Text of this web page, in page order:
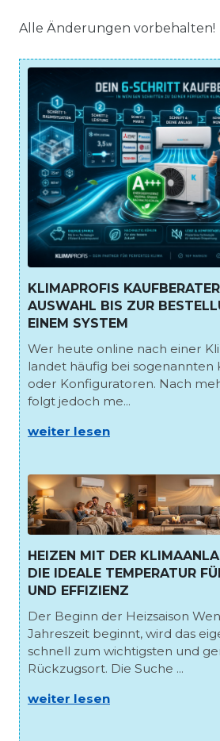
Alle Änderungen vorbehalten!
KLIMAPROFIS
AUSWAHL BIS ZUR
EINEM SYSTEM
Wer heute online nach einer
landet häufig bei sogenannten
oder Konfiguratoren. Nach
folgt jedoch me...
weiter lesen
HEIZEN MIT DER
DIE IDEALE TEMPERATUR
UND EFFIZIENZ
Der Beginn der Heizsaison
Jahreszeit beginnt, wird das
schnell zum wichtigsten und
Rückzugsort. Die Suche ...
weiter lesen